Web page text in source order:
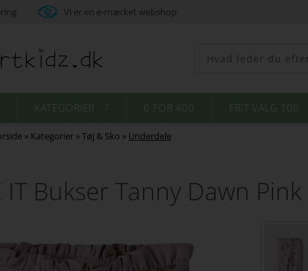
Vi er en e-mærket webshop
KATEGORIER 6 FOR 400 FRIT VALG 100
» Kategorier »Tøj & Sko » Underdele
IT Bukser Tanny Dawn Pink